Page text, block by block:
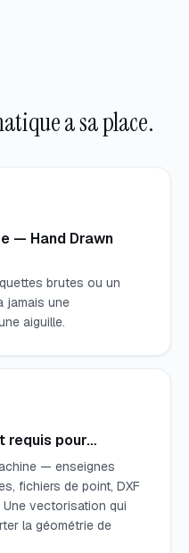
a sa place.
— Hand Drawn
brutes ou un
jamais une
aiguille.
requis pour…
— enseignes
fichiers de point, DXF
vectorisation qui
la géométrie de